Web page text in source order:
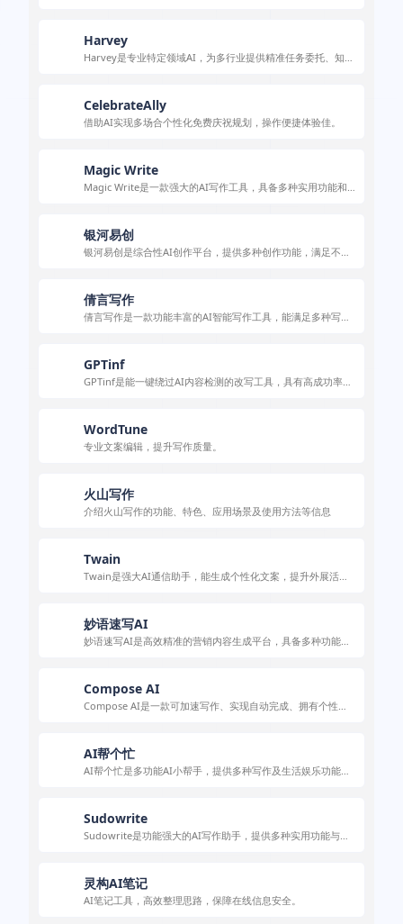
Harvey
Harvey是专业特定领域AI，为多行业提供精准任务委托、知识
CelebrateAlly
借助AI实现多场合个性化免费庆祝规划，操作便捷体验佳。
Magic Write
Magic Write是一款强大的AI写作工具，具备多种实用功能和
银河易创
银河易创是综合性AI创作平台，提供多种创作功能，满足不同
倩言写作
倩言写作是一款功能丰富的AI智能写作工具，能满足多种写作
GPTinf
GPTinf是能一键绕过AI内容检测的改写工具，具有高成功率、
WordTune
专业文案编辑，提升写作质量。
火山写作
介绍火山写作的功能、特色、应用场景及使用方法等信息
Twain
Twain是强大AI通信助手，能生成个性化文案，提升外展活动
妙语速写AI
妙语速写AI是高效精准的营销内容生成平台，具备多种功能与
Compose AI
Compose AI是一款可加速写作、实现自动完成、拥有个性化
AI帮个忙
AI帮个忙是多功能AI小帮手，提供多种写作及生活娱乐功能，
Sudowrite
Sudowrite是功能强大的AI写作助手，提供多种实用功能与特
灵构AI笔记
AI笔记工具，高效整理思路，保障在线信息安全。